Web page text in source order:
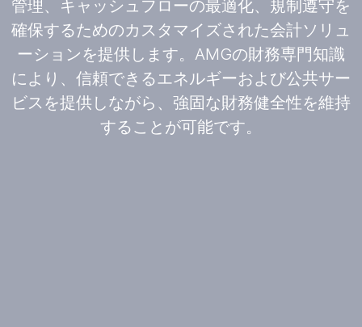
管理、キャッシュフローの最適化、規制遵守を
確保するためのカスタマイズされた会計ソリュ
ーションを提供します。AMGの財務専門知識
により、信頼できるエネルギーおよび公共サー
ビスを提供しながら、強固な財務健全性を維持
することが可能です。